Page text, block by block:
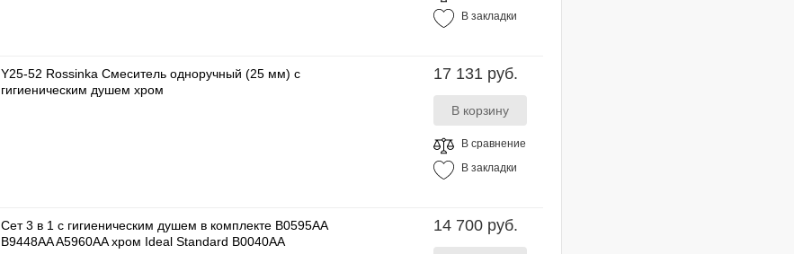
В закладки
Y25-52 Rossinka Смеситель одноручный (25 мм) с
гигиеническим душем хром
17 131 руб.
В сравнение
В закладки
Сет 3 в 1 с гигиеническим душем в комплекте B0595AA
B9448AA A5960AA хром Ideal Standard B0040AA
14 700 руб.